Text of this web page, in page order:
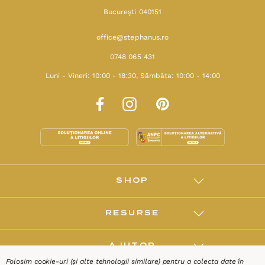
Bucureşti 040151
office@stephanus.ro
0748 065 431
Luni - Vineri: 10:00 - 18:30, Sâmbăta: 10:00 - 14:00
SHOP
RESURSE
AJUTOR
Folosim cookie-uri (și alte tehnologii similare) pentru a colecta date în